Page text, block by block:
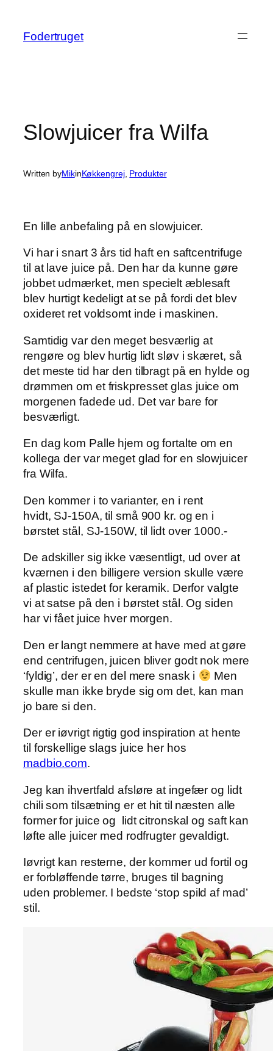
indhold
Fodertruget
Slowjuicer fra Wilfa
Written byMikinKøkkengrej, Produkter
En lille anbefaling på en slowjuicer.
Vi har i snart 3 års tid haft en saftcentrifuge
til at lave juice på. Den har da kunne gøre
jobbet udmærket, men specielt æblesaft
blev hurtigt kedeligt at se på fordi det blev
oxideret ret voldsomt inde i maskinen.
Samtidig var den meget besværlig at
rengøre og blev hurtig lidt sløv i skæret, så
det meste tid har den tilbragt på en hylde og
drømmen om et friskpresset glas juice om
morgenen fadede ud. Det var bare for
besværligt.
En dag kom Palle hjem og fortalte om en
kollega der var meget glad for en slowjuicer
fra Wilfa.
Den kommer i to varianter, en i rent
hvidt, SJ-150A, til små 900 kr. og en i
børstet stål, SJ-150W, til lidt over 1000.-
De adskiller sig ikke væsentligt, ud over at
kværnen i den billigere version skulle være
af plastic istedet for keramik. Derfor valgte
vi at satse på den i børstet stål. Og siden
har vi fået juice hver morgen.
Den er langt nemmere at have med at gøre
end centrifugen, juicen bliver godt nok mere
‘fyldig’, der er en del mere snask i
Men
skulle man ikke bryde sig om det, kan man
jo bare si den.
Der er iøvrigt rigtig god inspiration at hente
til forskellige slags juice her hos
madbio.com.
Jeg kan ihvertfald afsløre at ingefær og lidt
chili som tilsætning er et hit til næsten alle
former for juice og lidt citronskal og saft kan
løfte alle juicer med rodfrugter gevaldigt.
Iøvrigt kan resterne, der kommer ud fortil og
er forbløffende tørre, bruges til bagning
uden problemer. I bedste ‘stop spild af mad’
stil.